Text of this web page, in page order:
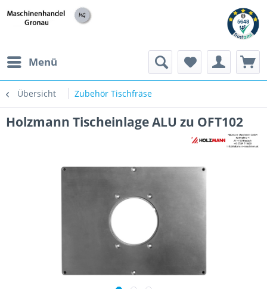
Menü
Übersicht Zubehör Tischfräse
Holzmann Tischeinlage ALU zu OFT102